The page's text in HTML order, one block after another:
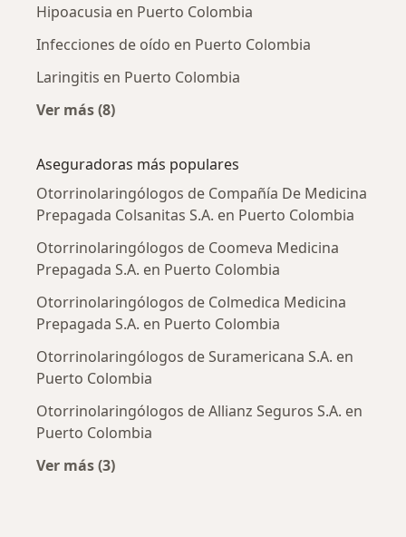
Hipoacusia en Puerto Colombia
Infecciones de oído en Puerto Colombia
Laringitis en Puerto Colombia
Ver más (8)
Aseguradoras más populares
Otorrinolaringólogos de Compañía De Medicina
Prepagada Colsanitas S.A. en Puerto Colombia
Otorrinolaringólogos de Coomeva Medicina
Prepagada S.A. en Puerto Colombia
Otorrinolaringólogos de Colmedica Medicina
Prepagada S.A. en Puerto Colombia
Otorrinolaringólogos de Suramericana S.A. en
Puerto Colombia
Otorrinolaringólogos de Allianz Seguros S.A. en
Puerto Colombia
Ver más (3)